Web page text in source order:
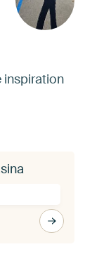
inspiration